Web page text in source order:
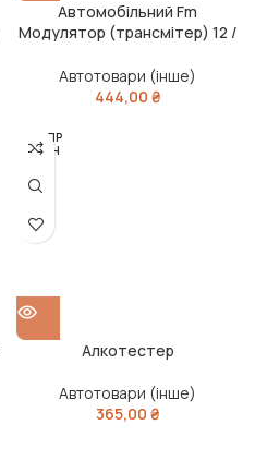
Автомобільний Fm
Модулятор (трансмітер) 12 /
Автотовари (інше)
444,00 ₴
РОЗПР
ОДАН
Алкотестер
Автотовари (інше)
365,00 ₴